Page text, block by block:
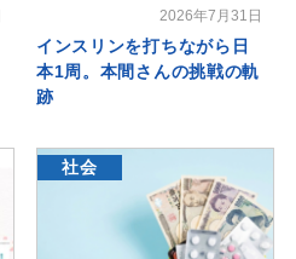
2026年7月31日
インスリンを打ちながら日
本1周。本間さんの挑戦の軌
跡
社会